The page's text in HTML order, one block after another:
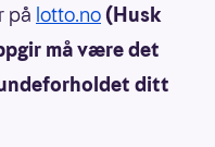
på lotto.no(Husk
må være det
ditt